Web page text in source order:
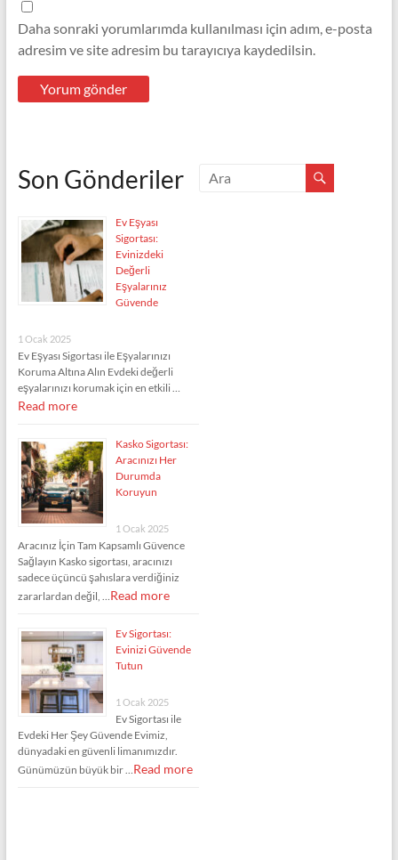
Daha sonraki yorumlarımda kullanılması için adım, e-posta
adresim ve site adresim bu tarayıcıya kaydedilsin.
Son Gönderiler
Ev Eşyası
Sigortası:
Evinizdeki
Değerli
Eşyalarınız
Güvende
1 Ocak 2025
Ev Eşyası Sigortası ile Eşyalarınızı
Koruma Altına Alın Evdeki değerli
eşyalarınızı korumak için en etkili …
Read more
Kasko Sigortası:
Aracınızı Her
Durumda
Koruyun
1 Ocak 2025
Aracınız İçin Tam Kapsamlı Güvence
Sağlayın Kasko sigortası, aracınızı
sadece üçüncü şahıslara verdiğiniz
zararlardan değil, … Read more
Ev Sigortası:
Evinizi Güvende
Tutun
1 Ocak 2025
Ev Sigortası ile
Evdeki Her Şey Güvende Evimiz,
dünyadaki en güvenli limanımızdır.
Günümüzün büyük bir … Read more